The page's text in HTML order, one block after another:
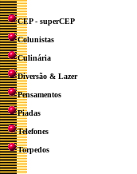
CEP - superCEP
Colunistas
Culinária
Diversão & Lazer
Pensamentos
Piadas
Telefones
Torpedos